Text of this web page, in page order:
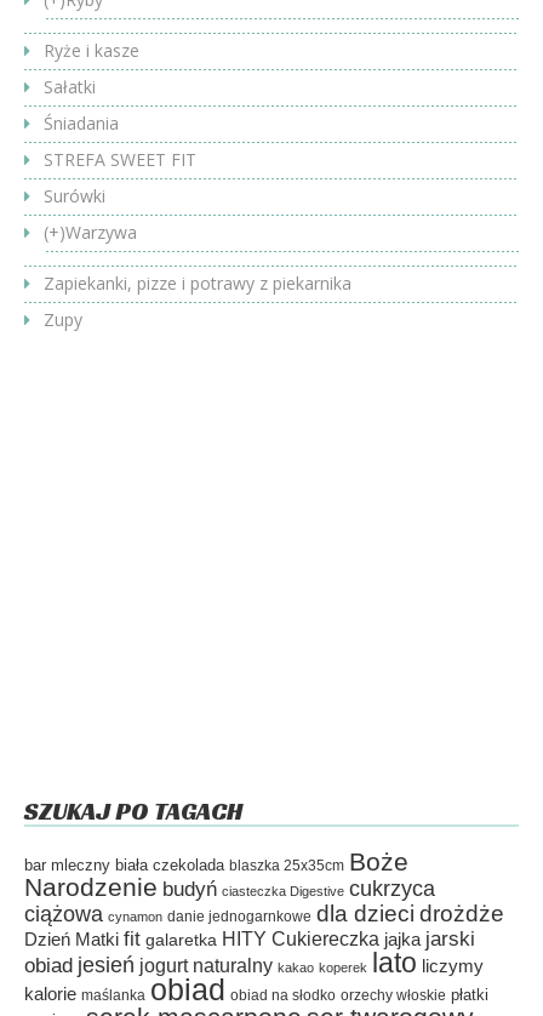
Ryże i kasze
Sałatki
Śniadania
STREFA SWEET FIT
Surówki
(+)Warzywa
Zapiekanki, pizze i potrawy z piekarnika
Zupy
SZUKAJ PO TAGACH
bar mleczny biała czekolada blaszka 25x35cm Boże
Narodzenie budyń ciasteczka Digestive cukrzyca
ciążowa cynamon danie jednogarnkowe dla dzieci drożdże
Dzień Matki fit galaretka HITY Cukiereczka jajka jarski
obiad jesień jogurt naturalny kakao koperek lato liczymy
kalorie maślanka obiad obiad na słodko orzechy włoskie płatki